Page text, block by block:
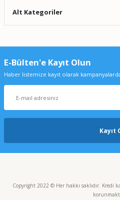
Alt Kategoriler
E-Bülten'e Kayıt Olun
Haber listemize kayıt olarak
Kayıt
Copyright 2022 © Her hakkı saklıdır. Kredi